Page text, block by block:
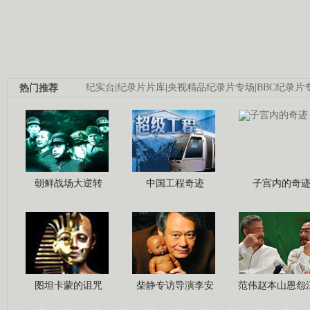
纪实台 纪录片片库 央视精品纪录片专场 BBC纪录片
热门推荐
朝鲜战场大逆转 中国工程奇迹 子宫内的奇迹
图坦卡蒙的诅咒 柴静专访导演李安 范伟赵本山恩怨